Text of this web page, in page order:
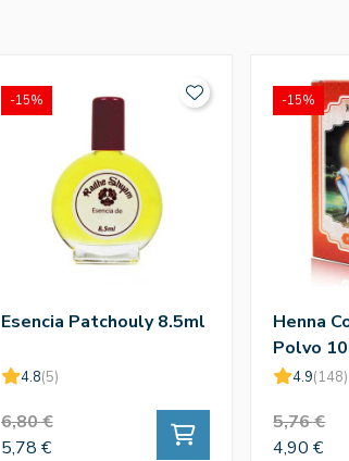
Esencia Patchouly 8.5ml
4.8(5)
6,80 €
5,78 €
-15%
Henna
Polvo
4.9(148)
5,76 €
4,90 €
-15%